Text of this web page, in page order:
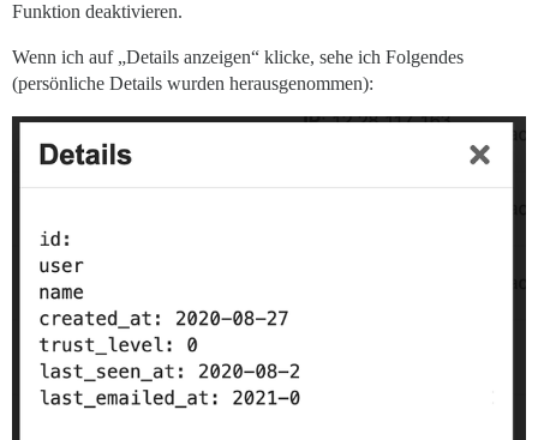
Funktion deaktivieren.
Wenn ich auf „Details anzeigen“ klicke, sehe ich Folgendes
(persönliche Details wurden herausgenommen):